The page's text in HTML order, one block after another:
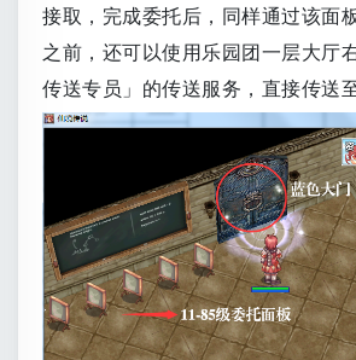
接取，完成委托后，同样通过该面
之前，还可以使用乐园团一层大厅
传送专员」的传送服务，直接传送